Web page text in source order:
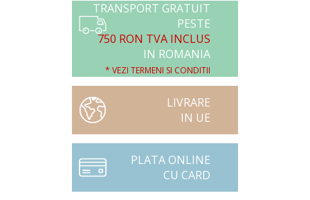
TRANSPORT GRATUIT
PESTE
750 RON TVA INCLUS
IN ROMANIA
* VEZI TERMENI SI CONDITII
LIVRARE
IN UE
PLATA ONLINE
CU CARD